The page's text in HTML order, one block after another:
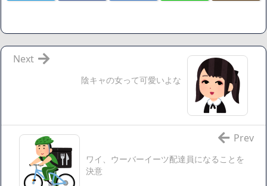
【画像】さくまあきら「桃鉄の赤マスは実際に行ってみてク
【愕然】ワイ「豚バラ220gカリッカリになるまで焼いて重さ
調べたろww(2割3割減ったら御の字やろなあww)」→結
果・・・・・・・・・・・・・・・・・・・
【悲報】ジェネリック医薬品、4割が承認書と異なる製造だ
ったことが発覚「衝撃的な数字だ」
【速報】楽天グループ、減損損失約160億円と約700億円の繰
延税金資産の取崩し
陰キャの女って可愛いよな
Next
ワイ、ウーバーイーツ配達員になることを
決意
Prev